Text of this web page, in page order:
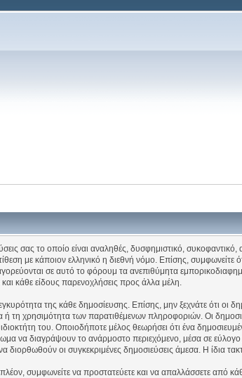
σας το οποίο είναι αναληθές, δυσφημιστικό,
με κάποιον ελληνικό η διεθνή νόμο. Επίσης, συμφωνείτε
σε αυτό το φόρουμ τα ανεπιθύμητα
κάθε είδους παρενοχλήσεις προς άλλα μέλη.
της κάθε δημοσίευσης. Επίσης, μην ξεχνάτε ότι οι
τη χρησιμότητα των παρατιθέμενων πληροφοριών. Οι
του. Οποιοδήποτε μέλος θεωρήσει ότι ένα
να διαγράψουν το ανάρμοστο περιεχόμενο, μέσα σε εύλογο
διορθωθούν οι συγκεκριμένες δημοσιεύσεις άμεσα. Η ίδια
συμφωνείτε να προστατεύετε και να απαλλάσσετε από